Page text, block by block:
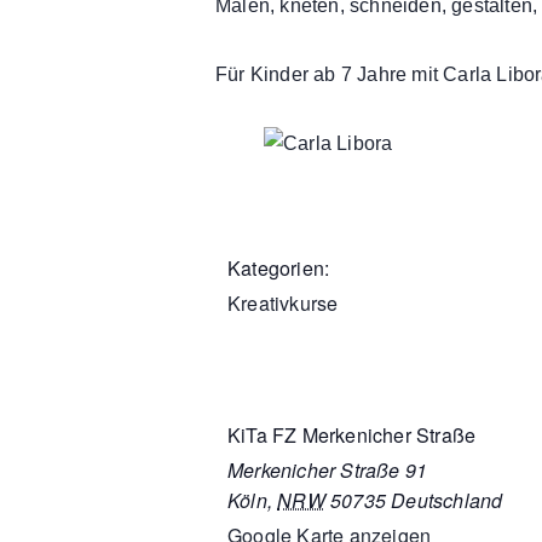
Malen, kneten, schneiden,
Für Kinder ab 7 Jahre mit Carla
Kategorien:
Kreativkurse
KiTa FZ Merkenicher Straße
Merkenicher Straße 91
Köln, NRW50735 Deutschland
Google Karte anzeigen